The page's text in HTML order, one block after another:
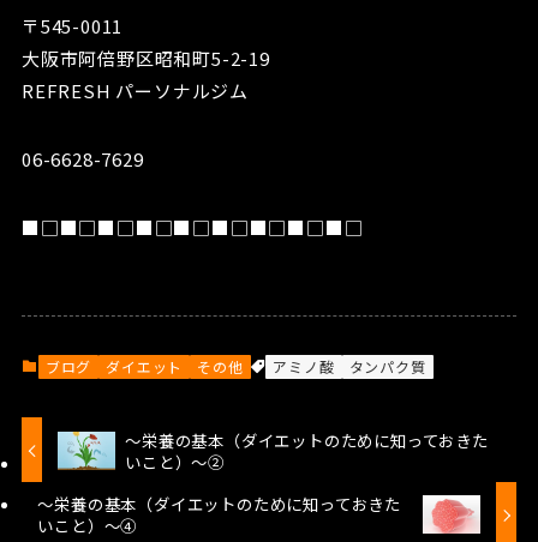
〒545-0011
大阪市阿倍野区昭和町5-2-19
REFRESH パーソナルジム
06-6628-7629
■□■□■□■□■□■□■□■□■□
ブログ ダイエット その他 アミノ酸 タンパク質
～栄養の基本（ダイエットのために知っておきた
いこと）～②
～栄養の基本（ダイエットのために知っておきた
いこと）～④